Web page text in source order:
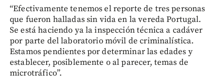
“Efectivamente tenemos el reporte de tres personas
que fueron halladas sin vida en la vereda Portugal.
Se está haciendo ya la inspección técnica a cadáver
por parte del laboratorio móvil de criminalística.
Estamos pendientes por determinar las edades y
establecer, posiblemente o al parecer, temas de
microtráfico”.